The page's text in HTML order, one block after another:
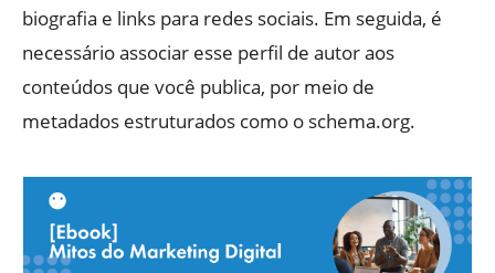
biografia e links para redes sociais. Em seguida, é
necessário associar esse perfil de autor aos
conteúdos que você publica, por meio de
metadados estruturados como o schema.org.